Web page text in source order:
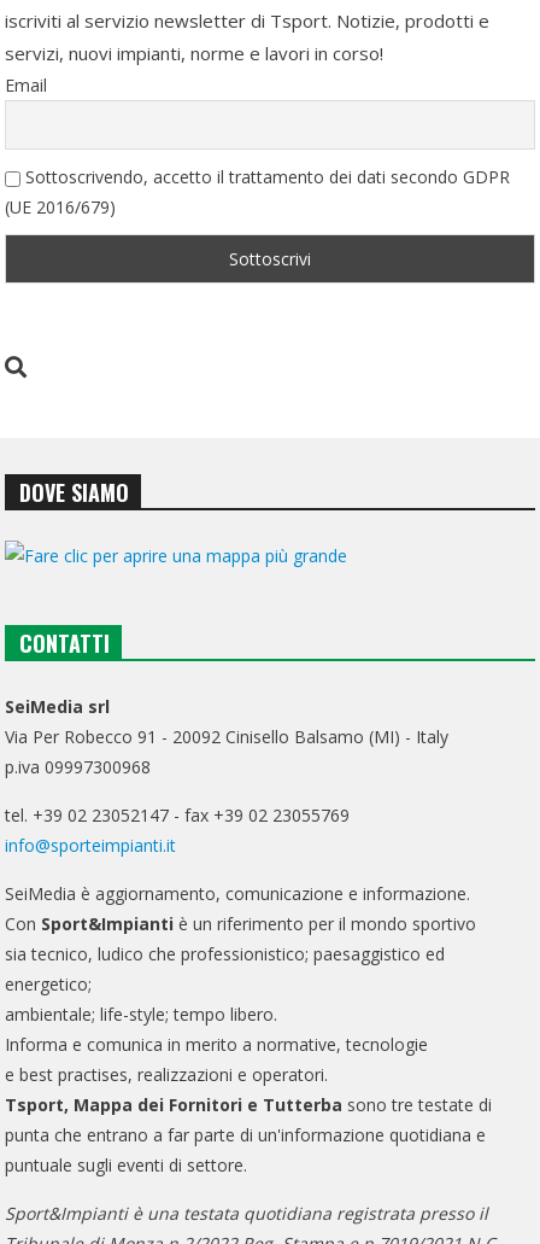
iscriviti al servizio newsletter di Tsport. Notizie, prodotti e
servizi, nuovi impianti, norme e lavori in corso!
Email
Sottoscrivendo, accetto il trattamento dei dati secondo GDPR
(UE 2016/679)
DOVE SIAMO
CONTATTI
SeiMedia srl
Via Per Robecco 91 - 20092 Cinisello Balsamo (MI) - Italy
p.iva 09997300968
tel. +39 02 23052147 - fax +39 02 23055769
info@sporteimpianti.it
SeiMedia è aggiornamento, comunicazione e informazione.
Con Sport&Impianti è un riferimento per il mondo sportivo
sia tecnico, ludico che professionistico; paesaggistico ed
energetico;
ambientale; life-style; tempo libero.
Informa e comunica in merito a normative, tecnologie
e best practises, realizzazioni e operatori.
Tsport, Mappa dei Fornitori e Tutterba sono tre testate di
punta che entrano a far parte di un'informazione quotidiana e
puntuale sugli eventi di settore.
Sport&Impianti è una testata quotidiana registrata presso il